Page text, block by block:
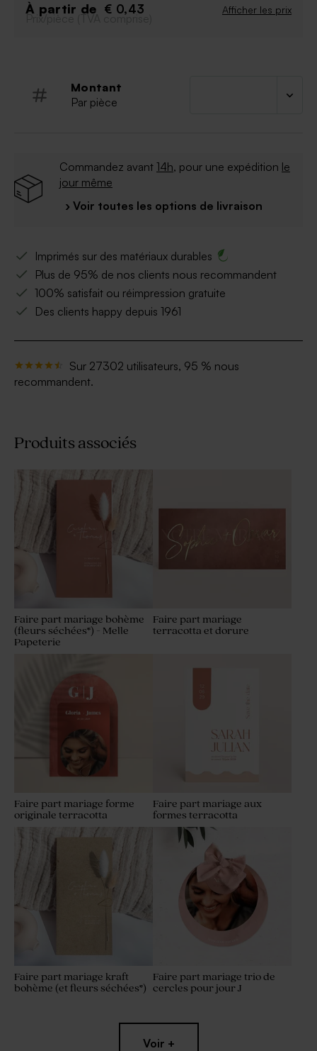
Texte
À retenir :
pour la nouer au cadeau invité de votre choix.
Vase vendu séparément.
À partir de € 0,43 Afficher les prix
Prix/pièce (TVA comprise)
Montant
Par pièce
Commandez avant 14h, pour une expédition le
jour même
› Voir toutes les options de livraison
Imprimés sur des matériaux durables
Plus de 95% de nos clients nous recommandent
100% satisfait ou réimpression gratuite
Des clients happy depuis 1961
Sur 27302 utilisateurs, 95 % nous
recommandent.
Produits associés
Faire part mariage bohème
(fleurs séchées*) - Melle
Papeterie
Faire part mariage
terracotta et dorure
Faire part mariage forme
originale terracotta
Faire part mariage aux
formes terracotta
Faire part mariage kraft
bohème (et fleurs séchées*)
Faire part mariage trio de
cercles pour jour J
Voir +